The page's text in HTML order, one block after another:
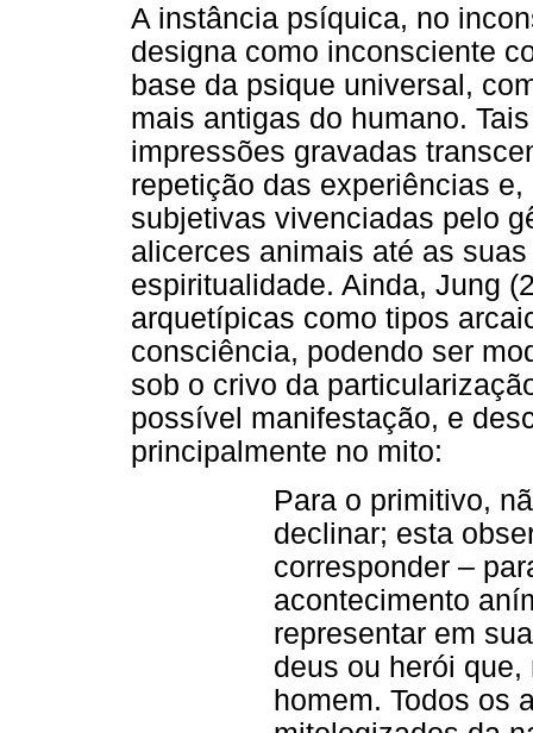
A instância psíquica, no
designa como inconsciente
base da psique universal,
mais antigas do humano.
impressões gravadas
repetição das experiências
subjetivas vivenciadas pelo
alicerces animais até as
espiritualidade. Ainda, Jung
arquetípicas como tipos
consciência, podendo ser
sob o crivo da
possível manifestação, e
principalmente no mito:
Para o primitivo,
declinar; esta
corresponder –
acontecimento
representar em
deus ou herói
homem. Todos os